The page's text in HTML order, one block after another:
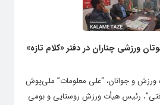
ورزشی چناران در دفتر «کلام تازه»
ورزش و جوانان، “علی معلومات” ملی‌پوش
رئیس هیأت ورزش روستایی و بومی